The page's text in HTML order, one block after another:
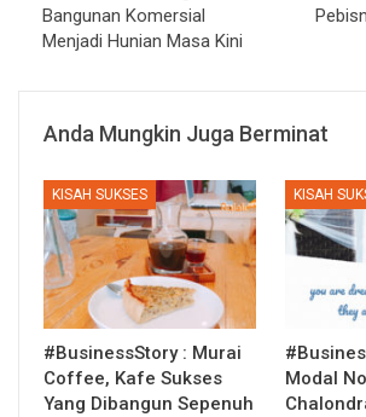
Bangunan Komersial
Menjadi Hunian Masa Kini
Anda Mungkin Juga Berminat
KISAH SUKSES
#BusinessStory : Murai
Coffee, Kafe Sukses
Yang Dibangun Sepenuh
KISAH
Modal